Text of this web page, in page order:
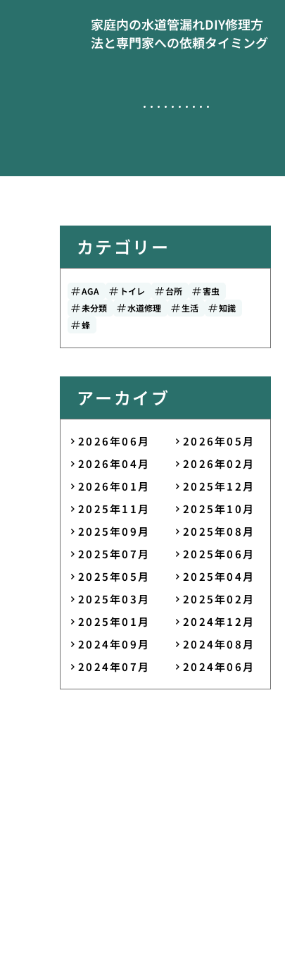
家庭内の水道管漏れDIY修理方
法と専門家への依頼タイミング
カテゴリー
AGA トイレ 台所
害虫
未分類
水道修理 生活
知識
蜂
アーカイブ
2026年06月
2026年05月
2026年04月
2026年02月
2026年01月
2025年12月
2025年11月
2025年10月
2025年09月
2025年08月
2025年07月
2025年06月
2025年05月
2025年04月
2025年03月
2025年02月
2025年01月
2024年12月
2024年09月
2024年08月
2024年07月
2024年06月